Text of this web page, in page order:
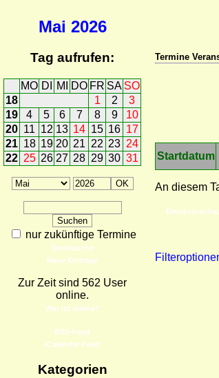
Mai 2026
Tag aufrufen:
MO DI MI DO FR SA SO
18
1 2
3
19
4 5 6 7 8 9
10
20 11 12 13 14 15 16 17
21 18 19 20 21 22 23 24
22 25 26 27 28 29 30 31
nur zukünftige Termine
Detailsuche
Neue Einträge
Zur Zeit sind 562 User
online.
Wer ist online?
RSS-Feed
iCalendar-Feed
Kategorien
Termine
Startdatum
An diesem